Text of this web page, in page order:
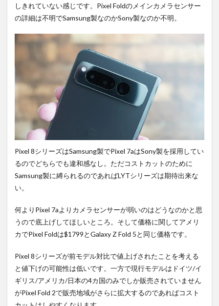
しきれていない感じです。Pixel Foldのメインカメラセンサー
の詳細は不明でSamsung製なのかSony製なのか不明。
Pixel 8シリーズはSamsung製でPixel 7aはSony製を採用してい
るのでどちらでも違和感なし。ただコストカットのために
Samsung製に縛られるのであればLYTシリーズは期待出来な
い。
何よりPixel 7aよりカメラセンサーが弱いのはどうなのかと思
うので底上げしてほしいところ。そして価格に関してアメリ
カでPixel Foldは$1799とGalaxy Z Fold 5と同じ価格です。
Pixel 8シリーズが前モデル対比で値上げされたことを考える
と値下げの可能性は低いです。一方で現行モデルはドイツ/イ
ギリス/アメリカ/日本の4カ国のみでしか販売されていません
がPixel Fold 2で販売地域がさらに拡大するのであればコスト